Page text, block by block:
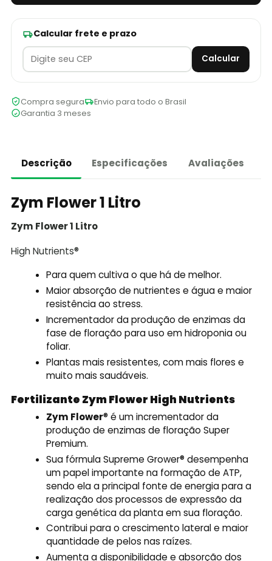
Calcular frete e prazo
Calcular
Compra segura
Envio para todo o Brasil
Garantia 3 meses
Descrição Especificações Avaliações
Zym Flower 1 Litro
Zym Flower 1 Litro
High Nutrients®
Para quem cultiva o que há de melhor.
Maior absorção de nutrientes e água e maior
resistência ao stress.
Incrementador da produção de enzimas da
fase de floração para uso em hidroponia ou
foliar.
Plantas mais resistentes, com mais flores e
muito mais saudáveis.
Fertilizante Zym Flower High Nutrients
Zym Flower® é um incrementador da
produção de enzimas de floração Super
Premium.
Sua fórmula Supreme Grower® desempenha
um papel importante na formação de ATP,
sendo ela a principal fonte de energia para a
realização dos processos de expressão da
carga genética da planta em sua floração.
Contribui para o crescimento lateral e maior
quantidade de pelos nas raízes.
Aumenta a disponibilidade e absorção dos